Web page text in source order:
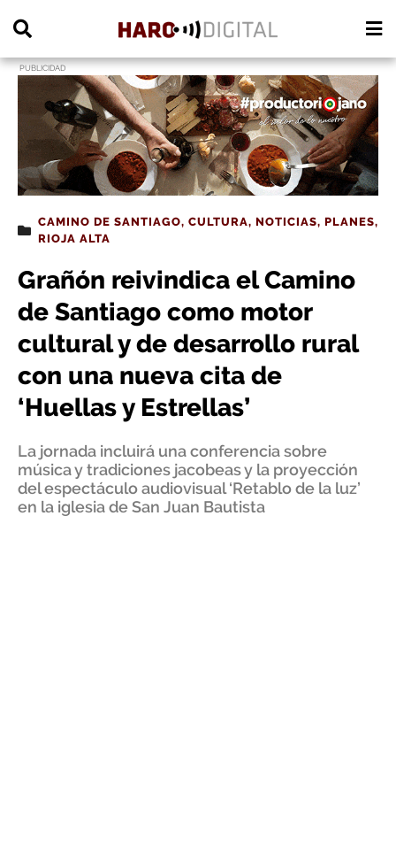
PUBLICIDAD
CAMINO DE SANTIAGO, CULTURA, NOTICIAS, PLANES,
RIOJA ALTA
Grañón reivindica el Camino
de Santiago como motor
cultural y de desarrollo rural
con una nueva cita de
‘Huellas y Estrellas’
La jornada incluirá una conferencia sobre
música y tradiciones jacobeas y la proyección
del espectáculo audiovisual ‘Retablo de la luz’
en la iglesia de San Juan Bautista